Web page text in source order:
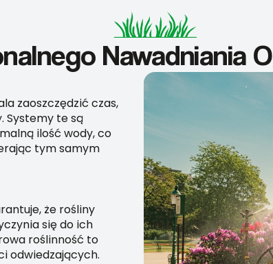
Nawadniania
zaoszczędzić czas,
Systemy te są
ilość wody, co
tym samym
że rośliny
się do ich
roślinność to
odwiedzających.